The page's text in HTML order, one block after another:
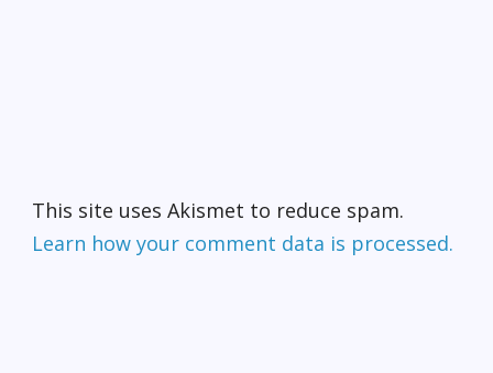
This site uses Akismet to reduce spam.
Learn how your comment data is processed.